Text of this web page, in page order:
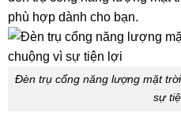
phù hợp dành cho bạn.
Đèn trụ cổng năng lượng mặt
sự